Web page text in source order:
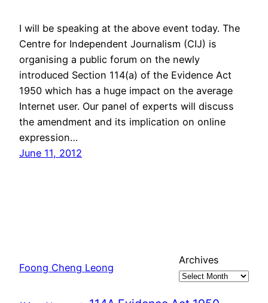
I will be speaking at the above event today. The
Centre for Independent Journalism (CIJ) is
organising a public forum on the newly
introduced Section 114(a) of the Evidence Act
1950 which has a huge impact on the average
Internet user. Our panel of experts will discuss
the amendment and its implication on online
expression…
June 11, 2012
Foong Cheng Leong
Archives